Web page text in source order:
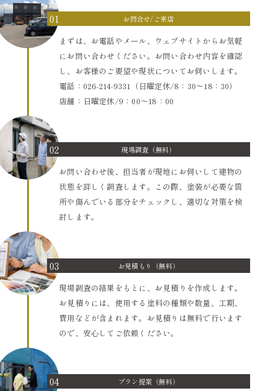
01 お問合せ/ご来店
まずは、お電話やメール、ウェブサイトからお気軽
にお問い合わせください。お問い合わせ内容を確認
し、お客様のご要望や現状についてお伺いします。
電話：026-214-9331（日曜定休/8：30〜18：30）
店舗：日曜定休/9：00〜18：00
02 現場調査（無料）
お問い合わせ後、担当者が現地にお伺いして建物の
状態を詳しく調査します。この際、塗装が必要な箇
所や傷んでいる部分をチェックし、適切な対策を検
討します。
03 お見積もり（無料）
現場調査の結果をもとに、お見積りを作成します。
お見積りには、使用する塗料の種類や数量、工期、
費用などが含まれます。お見積りは無料で行います
ので、安心してご依頼ください。
04 プラン提案（無料）